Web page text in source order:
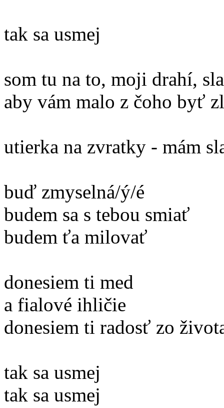
tak sa usmej
som tu na to, moji drahí,
aby vám malo z čoho byť
utierka na zvratky - mám
buď zmyselná/ý/é
budem sa s tebou smiať
budem ťa milovať
donesiem ti med
a fialové ihličie
donesiem ti radosť zo
tak sa usmej
tak sa usmej